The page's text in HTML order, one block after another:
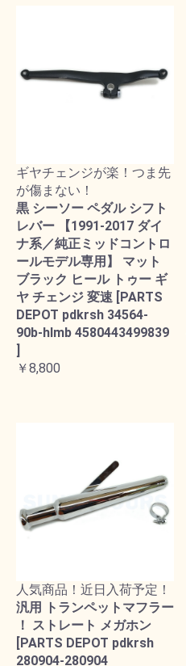
ギヤチェンジが楽！つま先
が傷まない！
黒 シーソー ペダル シフト
レバー 【1991-2017 ダイ
ナ系／純正ミッドコントロ
ールモデル専用】 マット
ブラック ヒール トゥー ギ
ヤ チェンジ 変速 [PARTS
DEPOT pdkrsh 34564-
90b-hlmb 4580443499839
]
￥8,800
人気商品！近日入荷予定！
汎用 トランペットマフラー
！ ストレート メガホン
[PARTS DEPOT pdkrsh
280904-280904